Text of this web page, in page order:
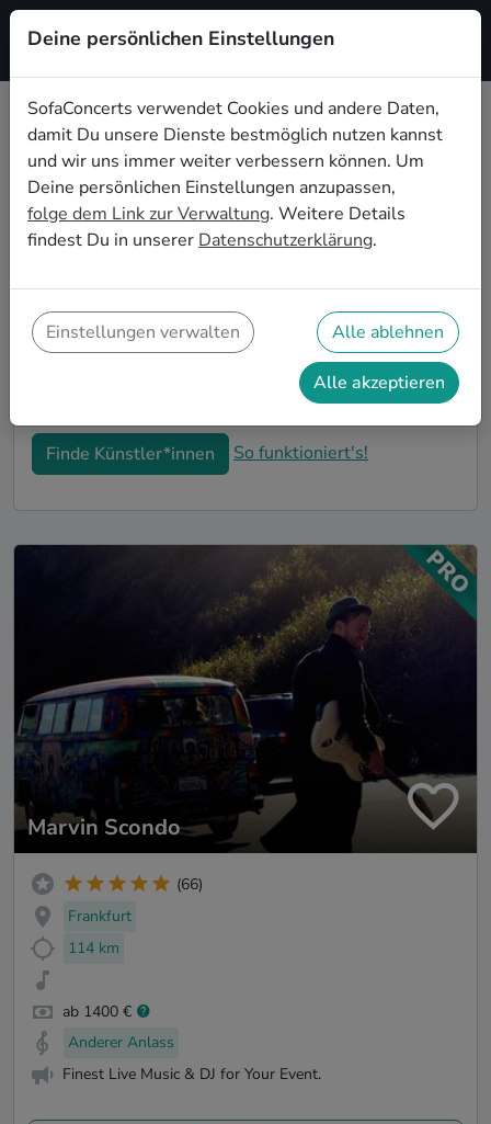
Registrieren
Funk Live-Musik für die
Einweihungsparty in Heilbronn
Du bist gerade in Deine neue Wohnung eingezogen
und möchtest jetzt die ersten Erinnerungen formen?
Einweihungsparty in Heilbronn kannst Du Dir sicher
sein, dass Deine Wohnung im richtigen Glanz
erstrahlt. Auf SofaConcerts findest Du professionelle
und authentische Live-Acts, die perfekt auf Deine
Einweihungsparty in Heilbronn passen.
Finde Künstler*innen So funktioniert's!
Marvin Scondo
(66)
Frankfurt
114 km
ab 1400 €
Anderer Anlass
Finest Live Music & DJ for Your Event.
Deine persönlichen Einstellungen
SofaConcerts verwendet Cookies und andere Daten,
damit Du unsere Dienste bestmöglich nutzen kannst
und wir uns immer weiter verbessern können. Um
Deine persönlichen Einstellungen anzupassen,
folge dem Link zur Verwaltung. Weitere Details
findest Du in unserer Datenschutzerklärung.
Einstellungen verwalten Alle ablehnen
Alle akzeptieren